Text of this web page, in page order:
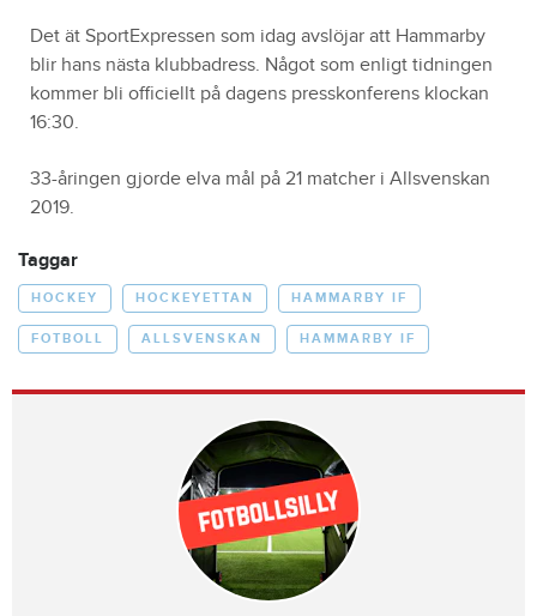
Det ät SportExpressen som idag avslöjar att Hammarby
blir hans nästa klubbadress. Något som enligt tidningen
kommer bli officiellt på dagens presskonferens klockan
16:30.
33-åringen gjorde elva mål på 21 matcher i Allsvenskan
2019.
Taggar
HOCKEY HOCKEYETTAN HAMMARBY IF
FOTBOLL ALLSVENSKAN HAMMARBY IF